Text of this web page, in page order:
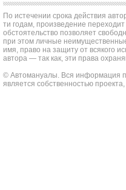
По истечении срока действия
ти годам, произведение
обстоятельство позволяет
при этом личные
имя, право на защиту от всякого
автора — так как, эти права
© Автомануалы. Вся информация
является собственностью